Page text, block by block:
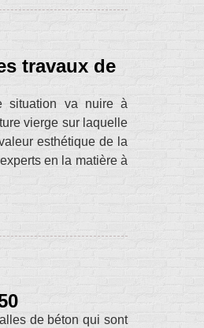
travaux de
situation va nuire à
vierge sur laquelle
esthétique de la
en la matière à
de béton qui sont